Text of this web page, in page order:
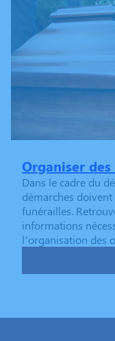
Organiser des
Dans le cadre du
démarches
funérailles.
informations
l’organisation des